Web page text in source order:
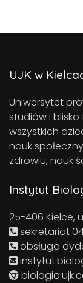
UJK w
Uniwersytet
studiów i blisko
wszystkich
nauk
zdrowiu, nauk
Instytut
25-406 Kielce,
sekretariat
obsługa